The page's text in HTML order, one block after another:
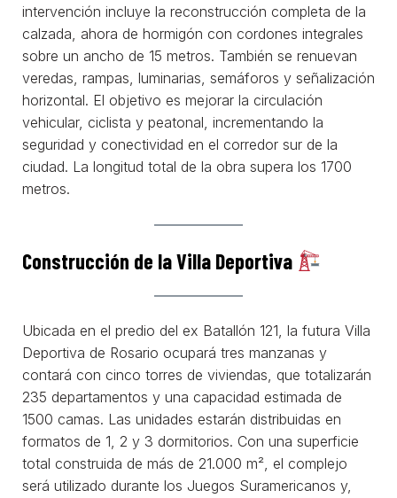
intervención incluye la reconstrucción completa de la
calzada, ahora de hormigón con cordones integrales
sobre un ancho de 15 metros. También se renuevan
veredas, rampas, luminarias, semáforos y señalización
horizontal. El objetivo es mejorar la circulación
vehicular, ciclista y peatonal, incrementando la
seguridad y conectividad en el corredor sur de la
ciudad. La longitud total de la obra supera los 1700
metros.
Construcción de la Villa Deportiva
Ubicada en el predio del ex Batallón 121, la futura Villa
Deportiva de Rosario ocupará tres manzanas y
contará con cinco torres de viviendas, que totalizarán
235 departamentos y una capacidad estimada de
1500 camas. Las unidades estarán distribuidas en
formatos de 1, 2 y 3 dormitorios. Con una superficie
total construida de más de 21.000 m², el complejo
será utilizado durante los Juegos Suramericanos y,